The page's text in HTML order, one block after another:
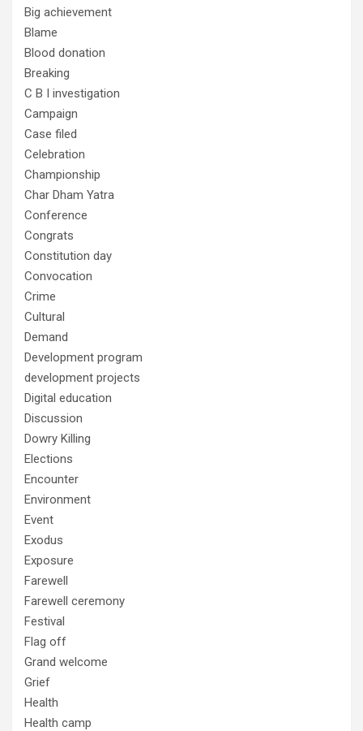
Big achievement
Blame
Blood donation
Breaking
C B I investigation
Campaign
Case filed
Celebration
Championship
Char Dham Yatra
Conference
Congrats
Constitution day
Convocation
Crime
Cultural
Demand
Development program
development projects
Digital education
Discussion
Dowry Killing
Elections
Encounter
Environment
Event
Exodus
Exposure
Farewell
Farewell ceremony
Festival
Flag off
Grand welcome
Grief
Health
Health camp